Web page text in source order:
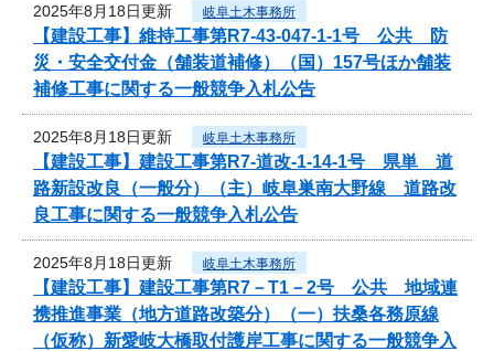
2025年8月18日更新 岐阜土木事務所
【建設工事】維持工事第R7-43-047-1-1号 公共 防
災・安全交付金（舗装道補修）（国）157号ほか舗装
補修工事に関する一般競争入札公告
2025年8月18日更新 岐阜土木事務所
【建設工事】建設工事第R7-道改-1-14-1号 県単 道
路新設改良（一般分）（主）岐阜巣南大野線 道路改
良工事に関する一般競争入札公告
2025年8月18日更新 岐阜土木事務所
【建設工事】建設工事第R7－T1－2号 公共 地域連
携推進事業（地方道路改築分）（一）扶桑各務原線
（仮称）新愛岐大橋取付護岸工事に関する一般競争入